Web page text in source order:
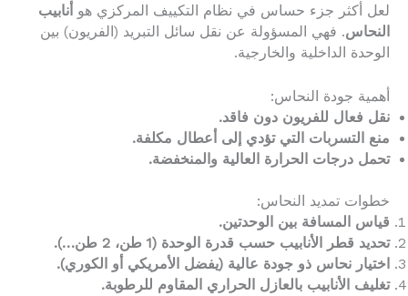
لعل أكثر جزء حساس في نظام التكييف المركزي هو أنابيب
النحاس. فهي المسؤولة عن نقل سائل التبريد (الفريون) بين
الوحدة الداخلية والخارجية.
أهمية جودة النحاس:
نقل فعال للفريون دون فاقد.
منع التسربات التي تؤدي إلى أعطال مكلفة.
تحمل درجات الحرارة العالية والمنخفضة.
خطوات تمديد النحاس:
قياس المسافة بين الوحدتين.
تحديد قطر الأنابيب حسب قدرة الوحدة (1 طن، 2 طن…).
اختيار نحاس ذو جودة عالية (يفضل الأمريكي أو الكوري).
تغليف الأنابيب بالعازل الحراري المقاوم للرطوبة.